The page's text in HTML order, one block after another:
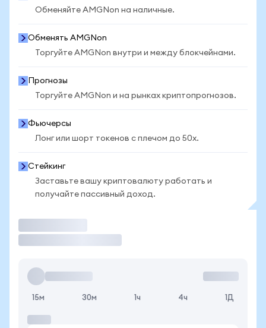
Обменяйте AMGNon на наличные.
Обменять AMGNon
Торгуйте AMGNon внутри и между блокчейнами.
Прогнозы
Торгуйте AMGNon и на рынках криптопрогнозов.
Фьючерсы
Лонг или шорт токенов с плечом до 50x.
Стейкинг
Заставьте вашу криптовалюту работать и
получайте пассивный доход.
15м 30м 1ч 4ч 1Д